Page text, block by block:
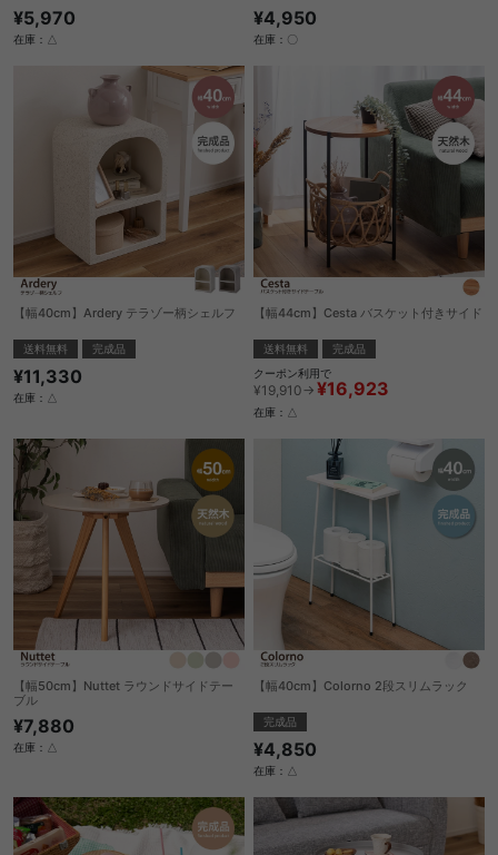
¥5,970
在庫：△
¥4,950
在庫：〇
【幅40cm】Ardery テラゾー柄シェルフ
送料無料 完成品
¥11,330
在庫：△
【幅44cm】Cesta バスケット付きサイド
送料無料
完成品
クーポン利用で
¥19,910→ ¥16,923
在庫：△
【幅50cm】Nuttet ラウンドサイドテー
ブル
¥7,880
在庫：△
【幅40cm】Colorno 2段スリムラック
完成品
¥4,850
在庫：△